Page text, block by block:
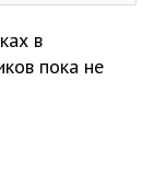
в
пока не